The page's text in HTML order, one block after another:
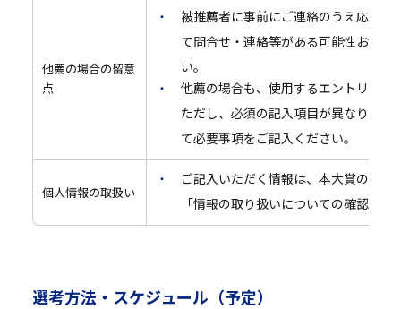
他薦の場合の留意
点
被推薦者に事前にご連絡のうえ応募
て問合せ・連絡等がある可能性およ
い。
他薦の場合も、使用するエントリー
ただし、必須の記入項目が異なりま
て必要事項をご記入ください。
個人情報の取扱い
ご記入いただく情報は、本大賞の選
「情報の取り扱いについての確認事
選考方法・スケジュール（予定）